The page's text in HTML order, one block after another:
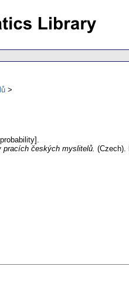
pracích českých myslitelů. (Czech).